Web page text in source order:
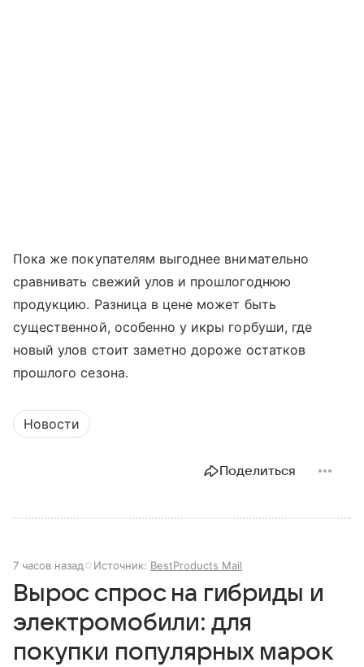
Пока же покупателям выгоднее внимательно
сравнивать свежий улов и прошлогоднюю
продукцию. Разница в цене может быть
существенной, особенно у икры горбуши, где
новый улов стоит заметно дороже остатков
прошлого сезона.
Новости
Поделиться
7 часов назад Источник: BestProducts Mail
Вырос спрос на гибриды и
электромобили: для
покупки популярных марок